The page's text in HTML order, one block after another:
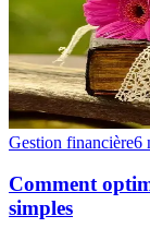
Gestion financière6
Comment
simples